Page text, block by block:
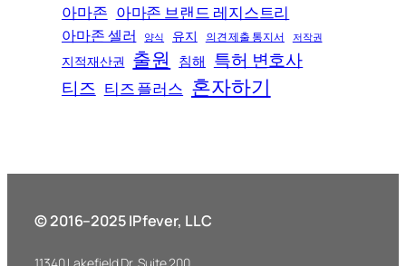
아마존 아마존 브랜드 레지스트리
아마존 셀러 양식 유지 의견 제출 통지서 저작권
지적재산권 출원 침해 특허 변호사
티즈 티즈 플러스 혼자하기
© 2016–2025 IPfever, LLC